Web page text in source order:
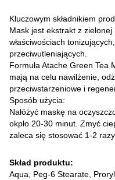
Kluczowym składnikiem
Mask jest ekstrakt z
właściwościach
przeciwutleniających.
Formuła Atache Green Tea
mają na celu nawilżenie,
przeciwstarzeniowe i
Sposób użycia:
Nałóżyć maskę na
okpło 20-30 minut. Zmyć
zaleca się stosować 1-2
Skład produktu:
Aqua, Peg-6 Stearate,